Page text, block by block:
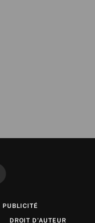
PUBLICITÉ
DROIT D’AUTEUR